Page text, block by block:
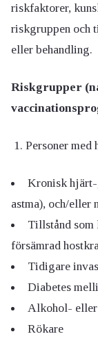
riskfaktorer,
riskgruppen och
eller behandling.
Riskgrupper
1. Personer med
Kronisk
astma), och/eller
Tillstånd
försämrad
Tidigare
Diabetes
Alkohol- eller
Rökare